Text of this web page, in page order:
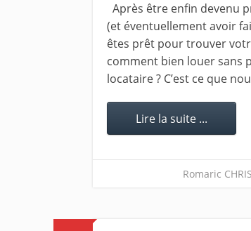
Après être enfin devenu
(et éventuellement avoir
êtes prêt pour trouver
comment bien louer sans
locataire ? C’est ce que
Lire la suite ...
Romaric